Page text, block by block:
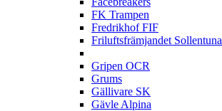
FK Trampen
Fredrikhof FIF
Friluftsfrämjandet Sollentuna
Gripen OCR
Grums
Gällivare SK
Gävle Alpina